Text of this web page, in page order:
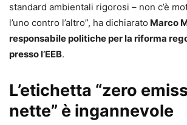
standard ambientali rigorosi – non c’è
l’uno contro l’altro”, ha dichiarato Marco
responsabile politiche per la riforma
presso l’EEB.
L’etichetta “zero
nette” è ingannevole